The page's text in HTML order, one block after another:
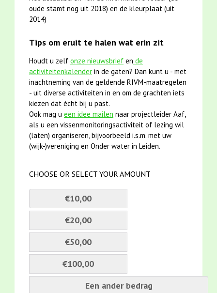
oude stamt nog uit 2018) en de kleurplaat (uit
2014)
Tips om eruit te halen wat erin zit
Houdt u zelf onze nieuwsbrief en de
activiteitenkalender in de gaten? Dan kunt u - met
inachtneming van de geldende RIVM-maatregelen
- uit diverse activiteiten in en om de grachten iets
kiezen dat écht bij u past.
Ook mag u een idee mailen naar projectleider Aaf,
als u een vissenmonitoringsactiviteit of lezing wil
(laten) organiseren, bijvoorbeeld i.s.m. met uw
(wijk-)vereniging en Onder water in Leiden.
CHOOSE OR SELECT YOUR AMOUNT
€10,00
€20,00
€50,00
€100,00
Een ander bedrag